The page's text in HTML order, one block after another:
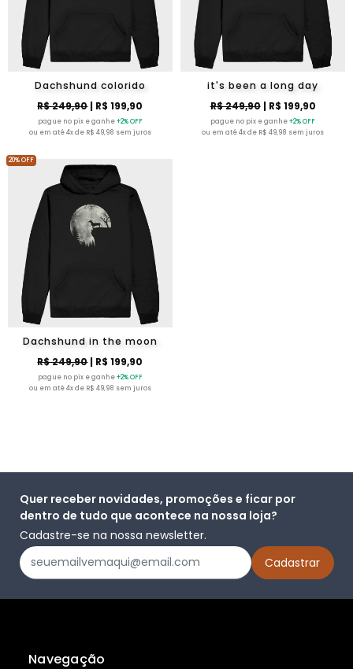
Dachshund colorido
R$ 249,90| R$ 199,90
pague no pix e ganhe+2% OFF
ou em até 4x de R$ 49,98 sem juros
it's been a long day
R$ 249,90| R$ 199,90
pague no pix e ganhe+2% OFF
ou em até 4x de R$ 49,98 sem juros
Dachshund in the moon
R$ 249,90| R$ 199,90
pague no pix e ganhe+2% OFF
ou em até 4x de R$ 49,98 sem juros
20% OFF
Quer receber novidades, promoções e ficar por
dentro de tudo que acontece na nossa loja?
Cadastre-se na nossa newsletter.
Navegação